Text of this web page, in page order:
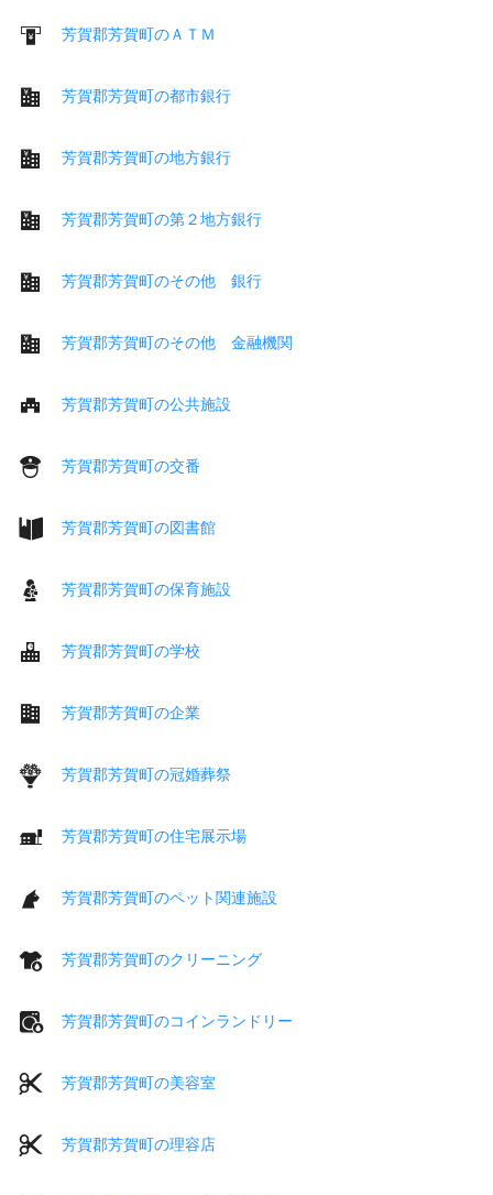
芳賀郡芳賀町のＡＴＭ
芳賀郡芳賀町の都市銀行
芳賀郡芳賀町の地方銀行
芳賀郡芳賀町の第２地方銀行
芳賀郡芳賀町のその他 銀行
芳賀郡芳賀町のその他 金融機関
芳賀郡芳賀町の公共施設
芳賀郡芳賀町の交番
芳賀郡芳賀町の図書館
芳賀郡芳賀町の保育施設
芳賀郡芳賀町の学校
芳賀郡芳賀町の企業
芳賀郡芳賀町の冠婚葬祭
芳賀郡芳賀町の住宅展示場
芳賀郡芳賀町のペット関連施設
芳賀郡芳賀町のクリーニング
芳賀郡芳賀町のコインランドリー
芳賀郡芳賀町の美容室
芳賀郡芳賀町の理容店